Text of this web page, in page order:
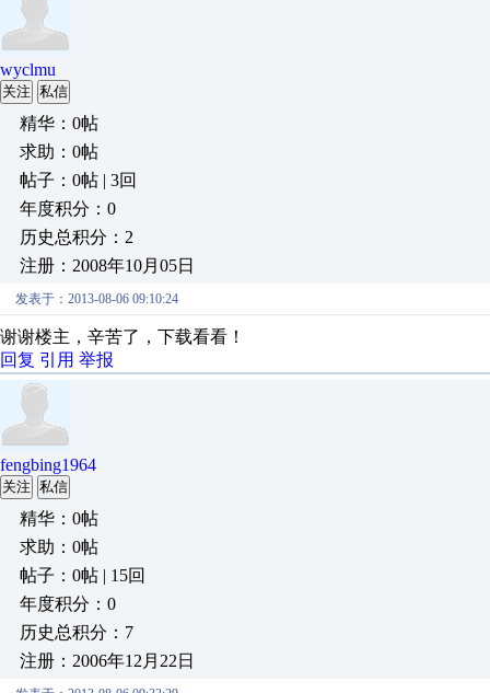
wyclmu
关注 私信
精华：0帖
求助：0帖
帖子：0帖 | 3回
年度积分：0
历史总积分：2
注册：2008年10月05日
发表于：2013-08-06 09:10:24
谢谢楼主，辛苦了，下载看看！
回复 引用 举报
fengbing1964
关注 私信
精华：0帖
求助：0帖
帖子：0帖 | 15回
年度积分：0
历史总积分：7
注册：2006年12月22日